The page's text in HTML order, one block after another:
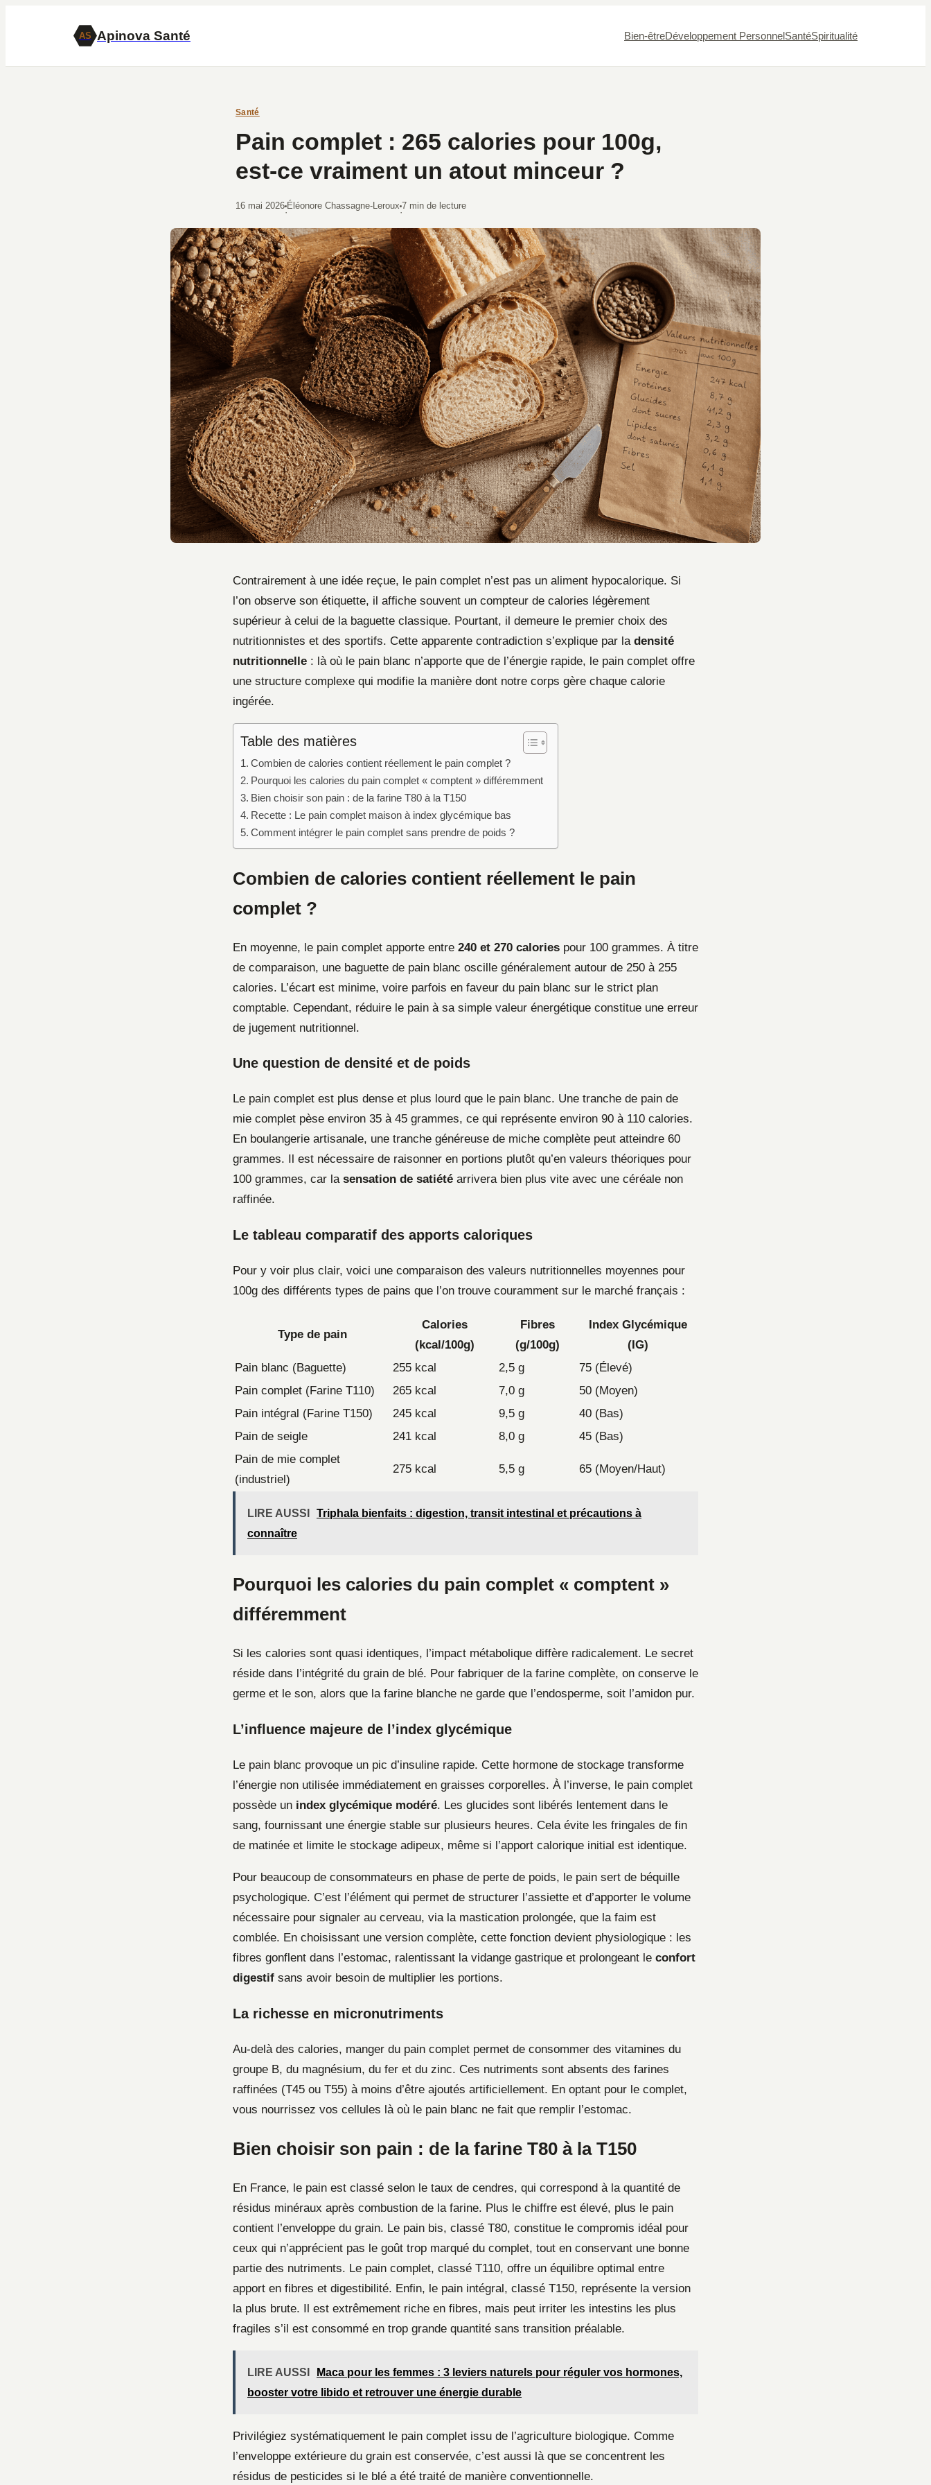
AS Apinova Santé Bien-êtreDéveloppement PersonnelSantéSpiritualité
Santé
Pain complet : 265 calories pour 100g,
est-ce vraiment un atout minceur ?
16 mai 2026
·
Éléonore Chassagne-Leroux
·
7 min de lecture
Contrairement à une idée reçue, le pain complet n’est pas un aliment hypocalorique. Si
l’on observe son étiquette, il affiche souvent un compteur de calories légèrement
supérieur à celui de la baguette classique. Pourtant, il demeure le premier choix des
nutritionnistes et des sportifs. Cette apparente contradiction s’explique par la densité
nutritionnelle : là où le pain blanc n’apporte que de l’énergie rapide, le pain complet offre
une structure complexe qui modifie la manière dont notre corps gère chaque calorie
ingérée.
Table des matières
Combien de calories contient réellement le pain complet ?
Pourquoi les calories du pain complet « comptent » différemment
Bien choisir son pain : de la farine T80 à la T150
Recette : Le pain complet maison à index glycémique bas
Comment intégrer le pain complet sans prendre de poids ?
Combien de calories contient réellement le pain
complet ?
En moyenne, le pain complet apporte entre 240 et 270 calories pour 100 grammes. À titre
de comparaison, une baguette de pain blanc oscille généralement autour de 250 à 255
calories. L’écart est minime, voire parfois en faveur du pain blanc sur le strict plan
comptable. Cependant, réduire le pain à sa simple valeur énergétique constitue une erreur
de jugement nutritionnel.
Une question de densité et de poids
Le pain complet est plus dense et plus lourd que le pain blanc. Une tranche de pain de
mie complet pèse environ 35 à 45 grammes, ce qui représente environ 90 à 110 calories.
En boulangerie artisanale, une tranche généreuse de miche complète peut atteindre 60
grammes. Il est nécessaire de raisonner en portions plutôt qu’en valeurs théoriques pour
100 grammes, car la sensation de satiété arrivera bien plus vite avec une céréale non
raffinée.
Le tableau comparatif des apports caloriques
Pour y voir plus clair, voici une comparaison des valeurs nutritionnelles moyennes pour
100g des différents types de pains que l’on trouve couramment sur le marché français :
Type de pain
Calories
(kcal/100g)
Fibres
(g/100g)
Index Glycémique
(IG)
Pain blanc (Baguette)
255 kcal 2,5 g
75 (Élevé)
Pain complet (Farine T110)
265 kcal 7,0 g
50 (Moyen)
Pain intégral (Farine T150)
245 kcal 9,5 g
40 (Bas)
Pain de seigle
241 kcal 8,0 g
45 (Bas)
Pain de mie complet
(industriel)
275 kcal 5,5 g 65 (Moyen/Haut)
LIRE AUSSI
Triphala bienfaits : digestion, transit intestinal et précautions à
connaître
Pourquoi les calories du pain complet « comptent »
différemment
Si les calories sont quasi identiques, l’impact métabolique diffère radicalement. Le secret
réside dans l’intégrité du grain de blé. Pour fabriquer de la farine complète, on conserve le
germe et le son, alors que la farine blanche ne garde que l’endosperme, soit l’amidon pur.
L’influence majeure de l’index glycémique
Le pain blanc provoque un pic d’insuline rapide. Cette hormone de stockage transforme
l’énergie non utilisée immédiatement en graisses corporelles. À l’inverse, le pain complet
possède un index glycémique modéré. Les glucides sont libérés lentement dans le
sang, fournissant une énergie stable sur plusieurs heures. Cela évite les fringales de fin
de matinée et limite le stockage adipeux, même si l’apport calorique initial est identique.
Pour beaucoup de consommateurs en phase de perte de poids, le pain sert de béquille
psychologique. C’est l’élément qui permet de structurer l’assiette et d’apporter le volume
nécessaire pour signaler au cerveau, via la mastication prolongée, que la faim est
comblée. En choisissant une version complète, cette fonction devient physiologique : les
fibres gonflent dans l’estomac, ralentissant la vidange gastrique et prolongeant le confort
digestif sans avoir besoin de multiplier les portions.
La richesse en micronutriments
Au-delà des calories, manger du pain complet permet de consommer des vitamines du
groupe B, du magnésium, du fer et du zinc. Ces nutriments sont absents des farines
raffinées (T45 ou T55) à moins d’être ajoutés artificiellement. En optant pour le complet,
vous nourrissez vos cellules là où le pain blanc ne fait que remplir l’estomac.
Bien choisir son pain : de la farine T80 à la T150
En France, le pain est classé selon le taux de cendres, qui correspond à la quantité de
résidus minéraux après combustion de la farine. Plus le chiffre est élevé, plus le pain
contient l’enveloppe du grain. Le pain bis, classé T80, constitue le compromis idéal pour
ceux qui n’apprécient pas le goût trop marqué du complet, tout en conservant une bonne
partie des nutriments. Le pain complet, classé T110, offre un équilibre optimal entre
apport en fibres et digestibilité. Enfin, le pain intégral, classé T150, représente la version
la plus brute. Il est extrêmement riche en fibres, mais peut irriter les intestins les plus
fragiles s’il est consommé en trop grande quantité sans transition préalable.
LIRE AUSSI
Maca pour les femmes : 3 leviers naturels pour réguler vos hormones,
booster votre libido et retrouver une énergie durable
Privilégiez systématiquement le pain complet issu de l’agriculture biologique. Comme
l’enveloppe extérieure du grain est conservée, c’est aussi là que se concentrent les
résidus de pesticides si le blé a été traité de manière conventionnelle.